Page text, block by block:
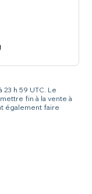
h 59 UTC. Le
fin à la vente à
également faire